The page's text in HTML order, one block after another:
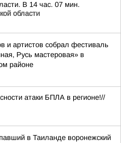
В 14 час. 07 мин.
области
и артистов собрал фестиваль
Русь мастеровая» в
районе
атаки БПЛА в регионе!//
в Таиланде воронежский